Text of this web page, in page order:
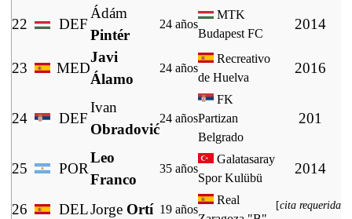
22 DEF
Ádám
Pintér
24 años
MTK
Budapest FC
2014
23 MED
Javi
Álamo
24 años
Recreativo
de Huelva
2016
24 DEF
Ivan
Obradović
24 años
FK
Partizan
Belgrado
201
25 POR
Leo
Franco
35 años
Galatasaray
Spor Kulübü
2014
26 DELJorge Ortí 19 años
Real
[cita requerida